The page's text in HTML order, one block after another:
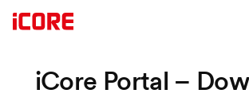
iCore Portal –